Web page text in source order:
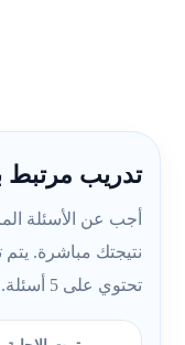
تدريب مرتبط
أجب عن الأسئلة
نتيجتك مباشرة.
تحتوي على 5 أسئلة.